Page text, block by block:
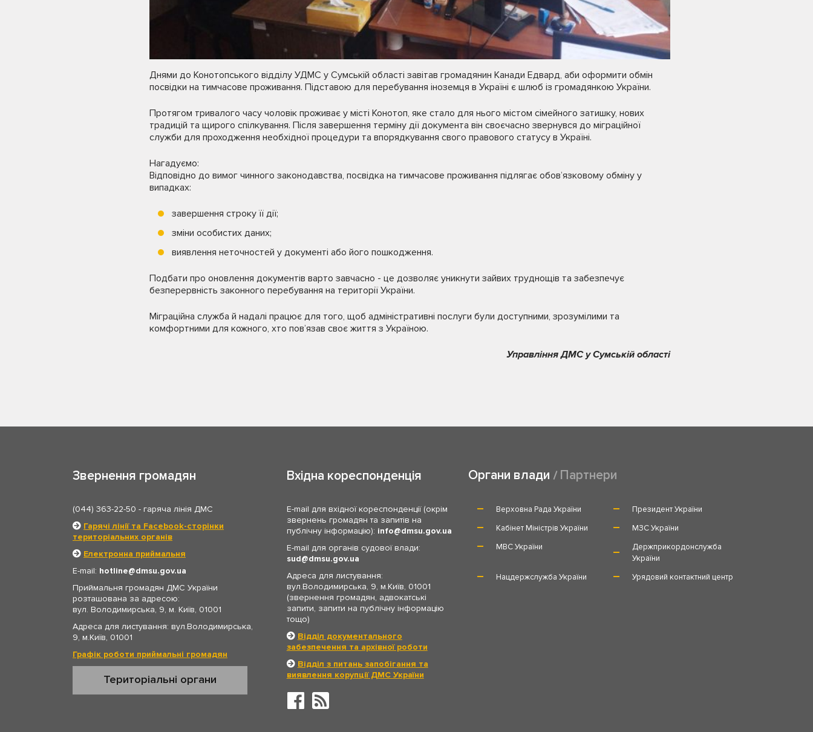
Днями до Конотопського відділу УДМС у Сумській області завітав громадянин Канади Едвард, аби оформити обмін
посвідки на тимчасове проживання. Підставою для перебування іноземця в Україні є шлюб із громадянкою України.
Протягом тривалого часу чоловік проживає у місті Конотоп, яке стало для нього містом сімейного затишку, нових
традицій та щирого спілкування. Після завершення терміну дії документа він своєчасно звернувся до міграційної
служби для проходження необхідної процедури та впорядкування свого правового статусу в Україні.
Нагадуємо:
Відповідно до вимог чинного законодавства, посвідка на тимчасове проживання підлягає обов’язковому обміну у
випадках:
завершення строку її дії;
зміни особистих даних;
виявлення неточностей у документі або його пошкодження.
Подбати про оновлення документів варто завчасно - це дозволяє уникнути зайвих труднощів та забезпечує
безперервність законного перебування на території України.
Міграційна служба й надалі працює для того, щоб адміністративні послуги були доступними, зрозумілими та
комфортними для кожного, хто пов’язав своє життя з Україною.
Управління ДМС у Сумській області
Звернення громадян
(044) 363-22-50 - гаряча лінія ДМС
Гарячі лінії та Facebook-сторінки
територіальних органів
Електронна приймальня
E-mail: hotline
dmsu.gov.ua
Приймальня громадян ДМС України
розташована за адресою:
вул. Володимирська, 9, м. Київ, 01001
Адреса для листування: вул.Володимирська,
9, м.Київ, 01001
Графік роботи приймальні громадян
Територіальні органи
Вхідна кореспонденція
E-mail для вхідної кореспонденції (окрім
звернень громадян та запитів на
публічну інформацію): info
dmsu.gov.ua
E-mail для органів судової влади:
sud
dmsu.gov.ua
Адреса для листування:
вул.Володимирська, 9, м.Київ, 01001
(звернення громадян, адвокатські
запити, запити на публічну інформацію
тощо)
Відділ документального
забезпечення та архівної роботи
Відділ з питань запобігання та
виявлення корупції ДМС України
Органи влади Партнери
Верховна Рада України
Президент України
Кабінет Міністрів України
МЗС України
МВС України
Держприкордонслужба
України
Нацдержслужба України
Урядовий контактний центр